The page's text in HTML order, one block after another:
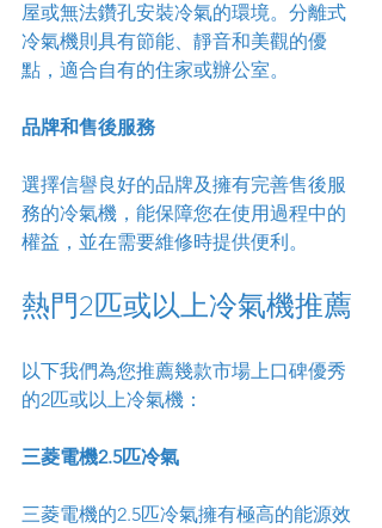
屋或無法鑽孔安裝冷氣的環境。分離式
冷氣機則具有節能、靜音和美觀的優
點，適合自有的住家或辦公室。
品牌和售後服務
選擇信譽良好的品牌及擁有完善售後服
務的冷氣機，能保障您在使用過程中的
權益，並在需要維修時提供便利。
熱門2匹或以上冷氣機推薦
以下我們為您推薦幾款市場上口碑優秀
的2匹或以上冷氣機：
三菱電機2.5匹冷氣
三菱電機的2.5匹冷氣擁有極高的能源效